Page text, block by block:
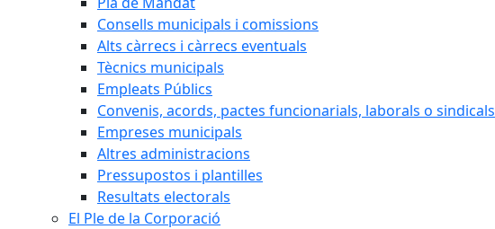
Consells municipals i comissions
Alts càrrecs i càrrecs eventuals
Tècnics municipals
Empleats Públics
Convenis, acords, pactes funcionarials, laborals o sindicals
Empreses municipals
Altres administracions
Pressupostos i plantilles
Resultats electorals
El Ple de la Corporació